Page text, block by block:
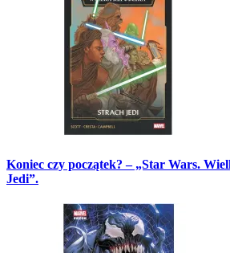
Koniec czy początek? – „Star Wars.
Jedi”.